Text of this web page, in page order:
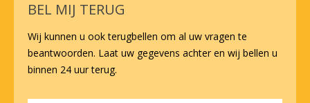
BEL MIJ TERUG
Wij kunnen u ook terugbellen om al uw vragen te
beantwoorden. Laat uw gegevens achter en wij bellen u
binnen 24 uur terug.